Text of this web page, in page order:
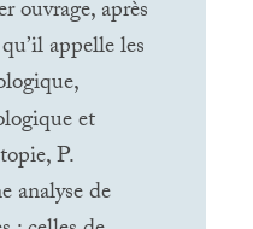
ouvrage, après
appelle les
et
P.
analyse de